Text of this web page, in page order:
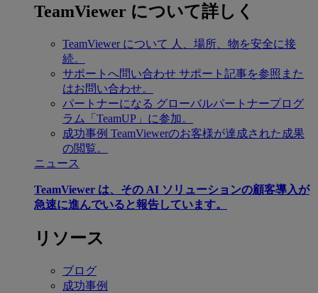
TeamViewer について詳しく
TeamViewer について 人、場所、物を安全に接
続。
サポートへ問い合わせ サポート記事を参照また
はお問い合わせ。
パートナーになる グローバルパートナープログ
ラム「TeamUP」に参加。
成功事例 TeamViewerのお客様が達成された成果
の閲覧。
ニュース
TeamViewer は、その AI ソリューションの顧客導入が
急速に進んでいると報告しています。
リソース
ブログ
成功事例